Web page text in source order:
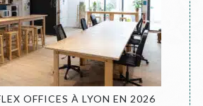
OFFICES À LYON EN 2026